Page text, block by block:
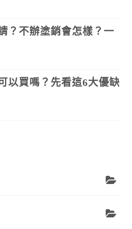
？不辦塗銷會怎樣？一
以買嗎？先看這6大優缺